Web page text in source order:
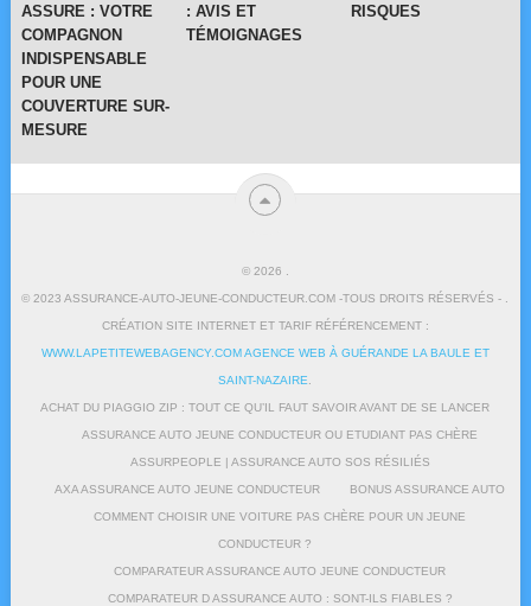
ASSURE : VOTRE
COMPAGNON
INDISPENSABLE
POUR UNE
COUVERTURE SUR-
MESURE
: AVIS ET
TÉMOIGNAGES
RISQUES
© 2026
© 2023 ASSURANCE-AUTO-JEUNE-CONDUCTEUR.COM -TOUS DROITS RÉSERVÉS - .
CRÉATION SITE INTERNET ET TARIF RÉFÉRENCEMENT :
WWW.LAPETITEWEBAGENCY.COM AGENCE WEB À GUÉRANDE LA BAULE ET
SAINT-NAZAIRE
ACHAT DU PIAGGIO ZIP : TOUT CE QU’IL FAUT SAVOIR AVANT DE SE LANCER
ASSURANCE AUTO JEUNE CONDUCTEUR OU ETUDIANT PAS CHÈRE
ASSURPEOPLE | ASSURANCE AUTO SOS RÉSILIÉS
AXA ASSURANCE AUTO JEUNE CONDUCTEUR BONUS ASSURANCE AUTO
COMMENT CHOISIR UNE VOITURE PAS CHÈRE POUR UN JEUNE
CONDUCTEUR ?
COMPARATEUR ASSURANCE AUTO JEUNE CONDUCTEUR
COMPARATEUR D ASSURANCE AUTO : SONT-ILS FIABLES ?